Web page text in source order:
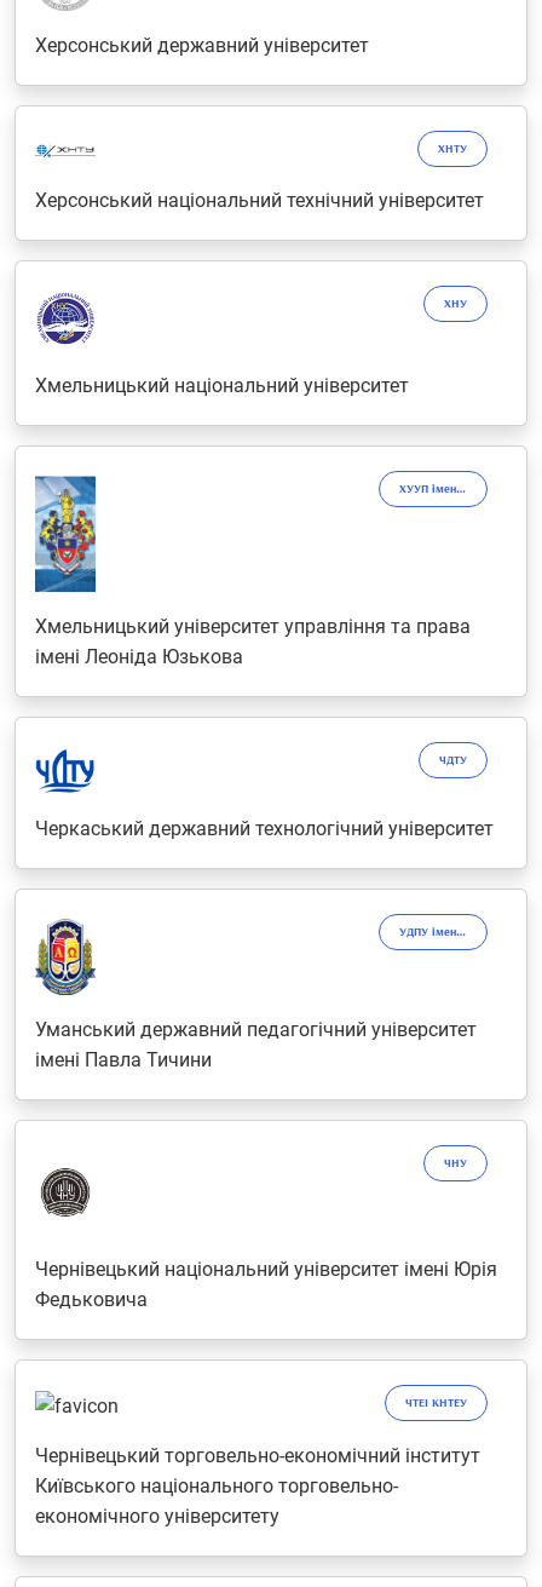
Херсонський державний університет
ХНТУ
Херсонський національний технічний університет
ХНУ
Хмельницький національний університет
ХУУП імені Леоніда Юзькова
Хмельницький університет управління та права
імені Леоніда Юзькова
ЧДТУ
Черкаський державний технологічний університет
УДПУ імені Павла Тичини
Уманський державний педагогічний університет
імені Павла Тичини
ЧНУ
Чернівецький національний університет імені Юрія
Федьковича
ЧТЕІ КНТЕУ
Чернівецький торговельно-економічний інститут
Київського національного торговельно-
економічного університету